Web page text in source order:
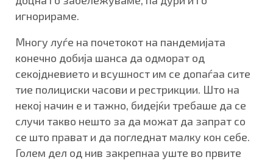
игнорираме.
Многу луѓе на почетокот на пандемијата
конечно добија шанса да одморат од
секојдневието и всушност им се допаѓаа сите
тие полициски часови и рестрикции. Што на
некој начин е и тажно, бидејќи требаше да се
случи такво нешто за да можат да запрат со
се што прават и да погледнат малку кон себе.
Голем дел од нив закрепнаа уште во првите